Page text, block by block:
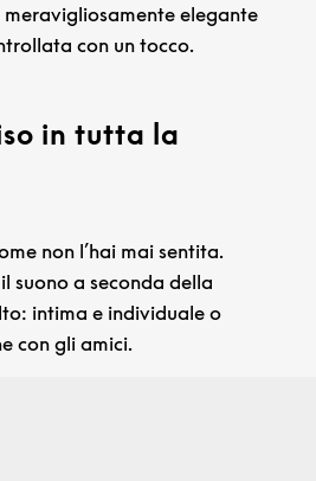
elegante
con un tocco.
in tutta la
non l’hai mai sentita.
suono a seconda della
intima e individuale o
con gli amici.